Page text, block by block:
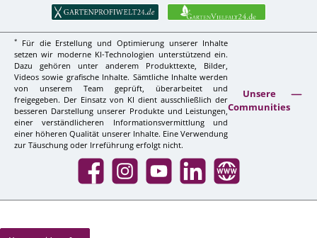
*
Für die Erstellung und Optimierung unserer Inhalte
setzen wir moderne KI-Technologien unterstützend ein.
Dazu gehören unter anderem Produkttexte, Bilder,
Videos sowie grafische Inhalte. Sämtliche Inhalte werden
von unserem Team geprüft, überarbeitet und
freigegeben. Der Einsatz von KI dient ausschließlich der
besseren Darstellung unserer Produkte und Leistungen,
einer verständlicheren Informationsvermittlung und
einer höheren Qualität unserer Inhalte. Eine Verwendung
zur Täuschung oder Irreführung erfolgt nicht.
Unsere
Communities
Facebook InstagramYouTube LinkedIn Website